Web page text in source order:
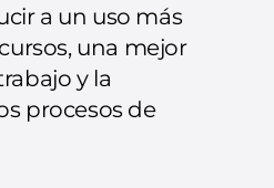
a un uso más
una mejor
y la
procesos de